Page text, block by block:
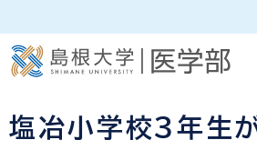
塩冶小学校３年生